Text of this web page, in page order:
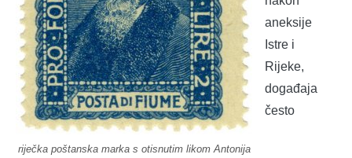
riječka poštanska marka s otisnutim likom Antonija
aneksije
Istre i
Rijeke,
događaja
često